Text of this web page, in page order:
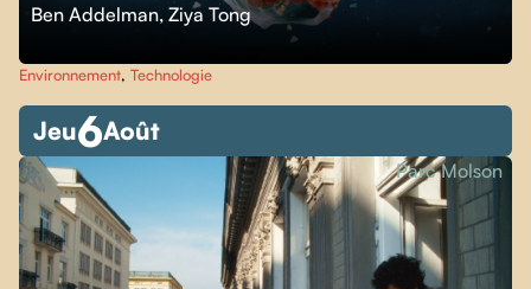
Ben Addelman, Ziya Tong
Environnement, Technologie
Jeu6Août
Parc Molson